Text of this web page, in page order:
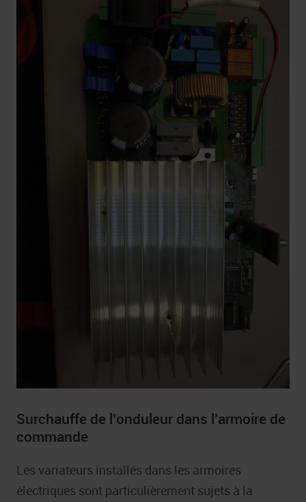
Surchauffe de l’onduleur dans l’armoire de
commande
Les variateurs installés dans les armoires
électriques sont particulièrement sujets à la